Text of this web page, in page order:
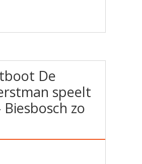
De
speelt
zo